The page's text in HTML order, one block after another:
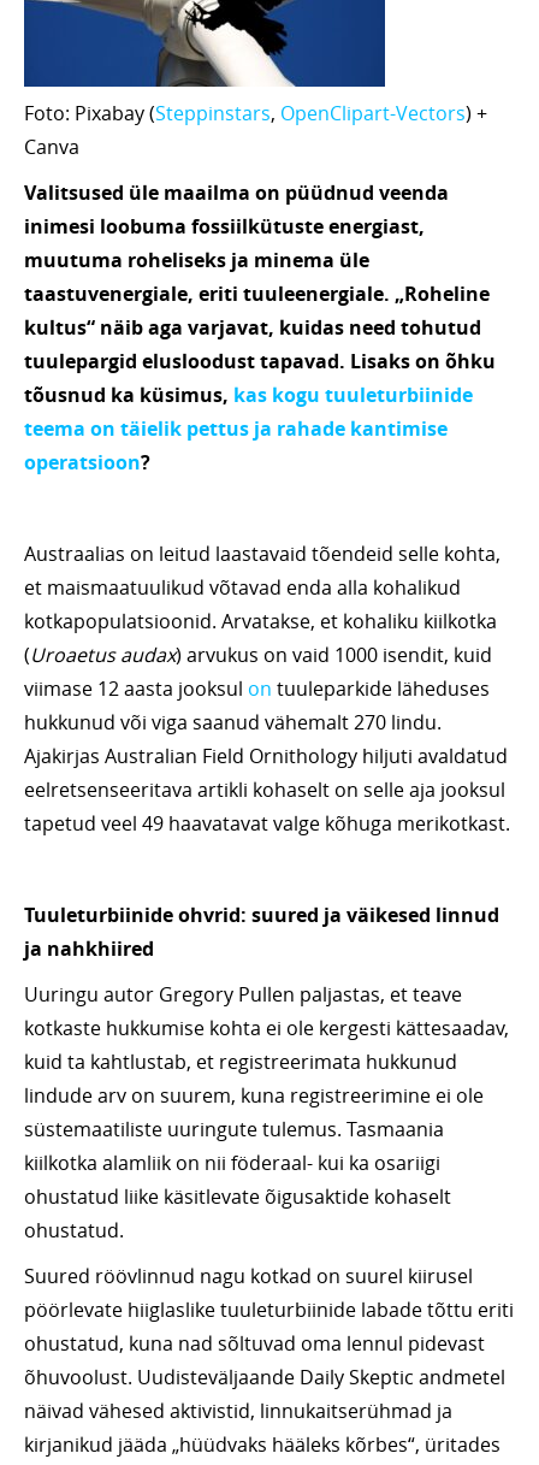
Foto: Pixabay (Steppinstars, OpenClipart-Vectors) +
Canva
Valitsused üle maailma on püüdnud veenda
inimesi loobuma fossiilkütuste energiast,
muutuma roheliseks ja minema üle
taastuvenergiale, eriti tuuleenergiale. „Roheline
kultus“ näib aga varjavat, kuidas need tohutud
tuulepargid elusloodust tapavad. Lisaks on õhku
tõusnud ka küsimus, kas kogu tuuleturbiinide
teema on täielik pettus ja rahade kantimise
operatsioon?
Austraalias on leitud laastavaid tõendeid selle kohta,
et maismaatuulikud võtavad enda alla kohalikud
kotkapopulatsioonid. Arvatakse, et kohaliku kiilkotka
(Uroaetus audax) arvukus on vaid 1000 isendit, kuid
viimase 12 aasta jooksul on tuuleparkide läheduses
hukkunud või viga saanud vähemalt 270 lindu.
Ajakirjas Australian Field Ornithology hiljuti avaldatud
eelretsenseeritava artikli kohaselt on selle aja jooksul
tapetud veel 49 haavatavat valge kõhuga merikotkast.
Tuuleturbiinide ohvrid: suured ja väikesed linnud
ja nahkhiired
Uuringu autor Gregory Pullen paljastas, et teave
kotkaste hukkumise kohta ei ole kergesti kättesaadav,
kuid ta kahtlustab, et registreerimata hukkunud
lindude arv on suurem, kuna registreerimine ei ole
süstemaatiliste uuringute tulemus. Tasmaania
kiilkotka alamliik on nii föderaal- kui ka osariigi
ohustatud liike käsitlevate õigusaktide kohaselt
ohustatud.
Suured röövlinnud nagu kotkad on suurel kiirusel
pöörlevate hiiglaslike tuuleturbiinide labade tõttu eriti
ohustatud, kuna nad sõltuvad oma lennul pidevast
õhuvoolust. Uudisteväljaande Daily Skeptic andmetel
näivad vähesed aktivistid, linnukaitserühmad ja
kirjanikud jääda „hüüdvaks hääleks kõrbes“, üritades